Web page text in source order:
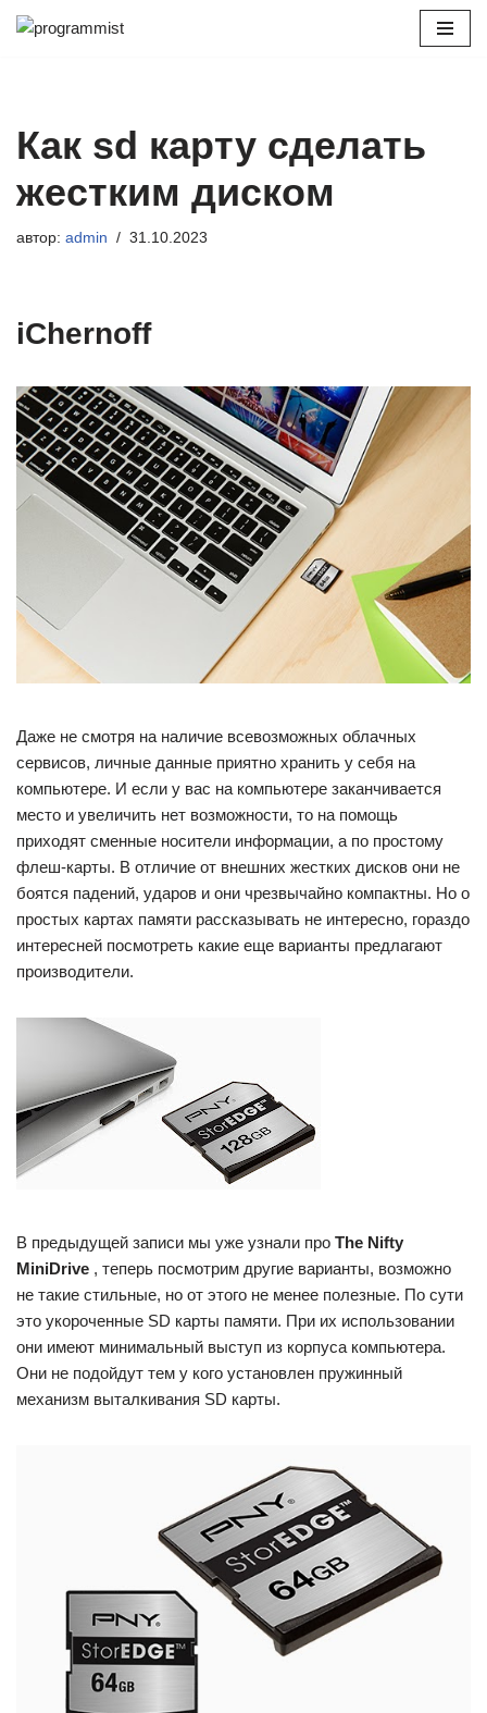
Как sd карту сделать
жестким диском
автор: admin 31.10.2023
iChernoff
Даже не смотря на наличие всевозможных облачных
сервисов, личные данные приятно хранить у себя на
компьютере. И если у вас на компьютере заканчивается
место и увеличить нет возможности, то на помощь
приходят сменные носители информации, а по простому
флеш-карты. В отличие от внешних жестких дисков они не
боятся падений, ударов и они чрезвычайно компактны. Но о
простых картах памяти рассказывать не интересно, гораздо
интересней посмотреть какие еще варианты предлагают
производители.
В предыдущей записи мы уже узнали про The Nifty
MiniDrive , теперь посмотрим другие варианты, возможно
не такие стильные, но от этого не менее полезные. По сути
это укороченные SD карты памяти. При их использовании
они имеют минимальный выступ из корпуса компьютера.
Они не подойдут тем у кого установлен пружинный
механизм выталкивания SD карты.